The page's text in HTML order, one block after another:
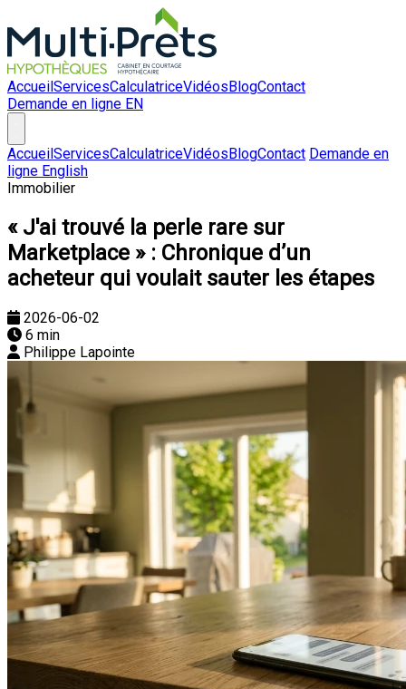
AccueilServicesCalculatriceVidéosBlogContact
Demande en ligne EN
AccueilServicesCalculatriceVidéosBlogContact Demande en
ligne English
Immobilier
« J'ai trouvé la perle rare sur
Marketplace » : Chronique d’un
acheteur qui voulait sauter les étapes
2026-06-02
6 min
Philippe Lapointe